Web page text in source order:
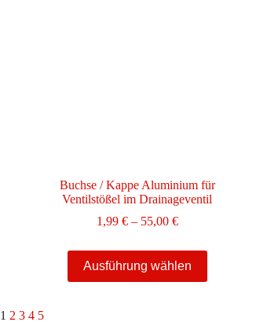
Buchse / Kappe Aluminium für
Ventilstößel im Drainageventil
1,99 € – 55,00 €Preisspanne:
bis
55,00 €
Ausführung wählen
Produkt
weist
1 2 3 4 5